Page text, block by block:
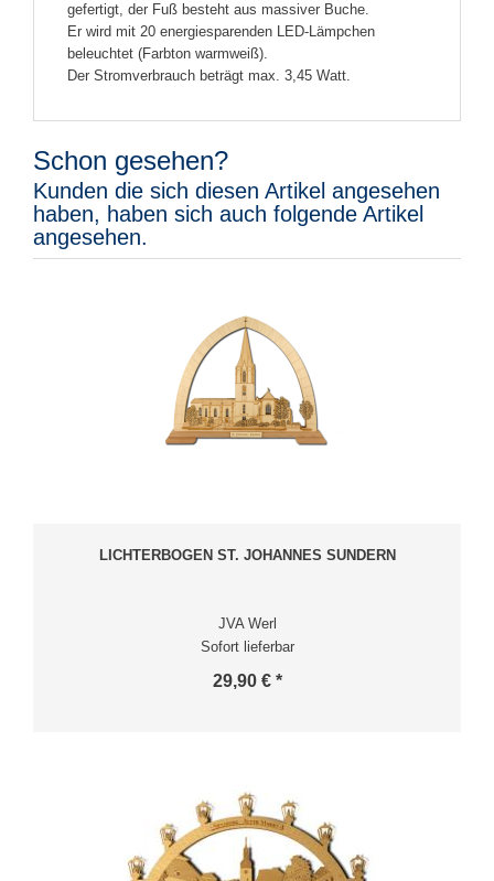
gefertigt, der Fuß besteht aus massiver Buche.
Er wird mit 20 energiesparenden LED-Lämpchen
beleuchtet (Farbton warmweiß).
Der Stromverbrauch beträgt max. 3,45 Watt.
Schon gesehen?
Kunden die sich diesen Artikel angesehen
haben, haben sich auch folgende Artikel
angesehen.
LICHTERBOGEN ST. JOHANNES SUNDERN
JVA Werl
Sofort lieferbar
29,90 € *